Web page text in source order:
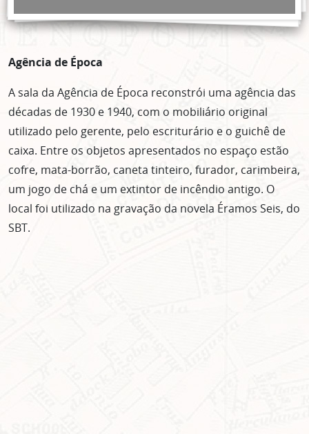
Agência de Época
A sala da Agência de Época reconstrói uma agência das
décadas de 1930 e 1940, com o mobiliário original
utilizado pelo gerente, pelo escriturário e o guichê de
caixa. Entre os objetos apresentados no espaço estão
cofre, mata-borrão, caneta tinteiro, furador, carimbeira,
um jogo de chá e um extintor de incêndio antigo. O
local foi utilizado na gravação da novela Éramos Seis, do
SBT.